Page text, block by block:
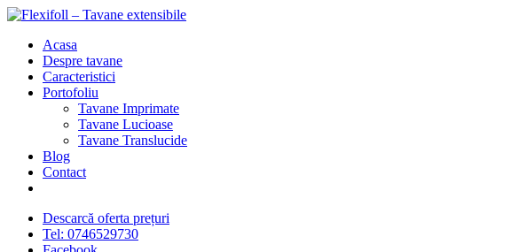
Acasa
Despre tavane
Caracteristici
Portofoliu
Tavane Imprimate
Tavane Lucioase
Tavane Translucide
Blog
Contact
Descarcă oferta prețuri
Tel: 0746529730